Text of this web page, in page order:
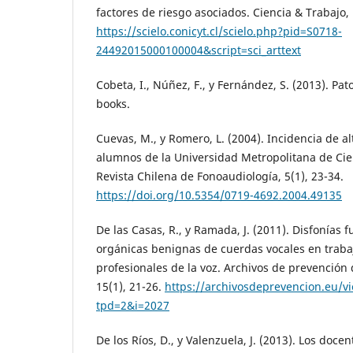
factores de riesgo asociados. Ciencia & Trabajo,
https://scielo.conicyt.cl/scielo.php?pid=S0718-
24492015000100004&script=sci_arttext
Cobeta, I., Núñez, F., y Fernández, S. (2013).
books.
Cuevas, M., y Romero, L. (2004). Incidencia de
alumnos de la Universidad Metropolitana de
Revista Chilena de Fonoaudiología, 5(1), 23-34.
https://doi.org/10.5354/0719-4692.2004.49135
De las Casas, R., y Ramada, J. (2011). Disfonías
orgánicas benignas de cuerdas vocales en
profesionales de la voz. Archivos de
15(1), 21-26. https://archivosdeprevencion.eu/
tpd=2&i=2027
De los Ríos, D., y Valenzuela, J. (2013). Los